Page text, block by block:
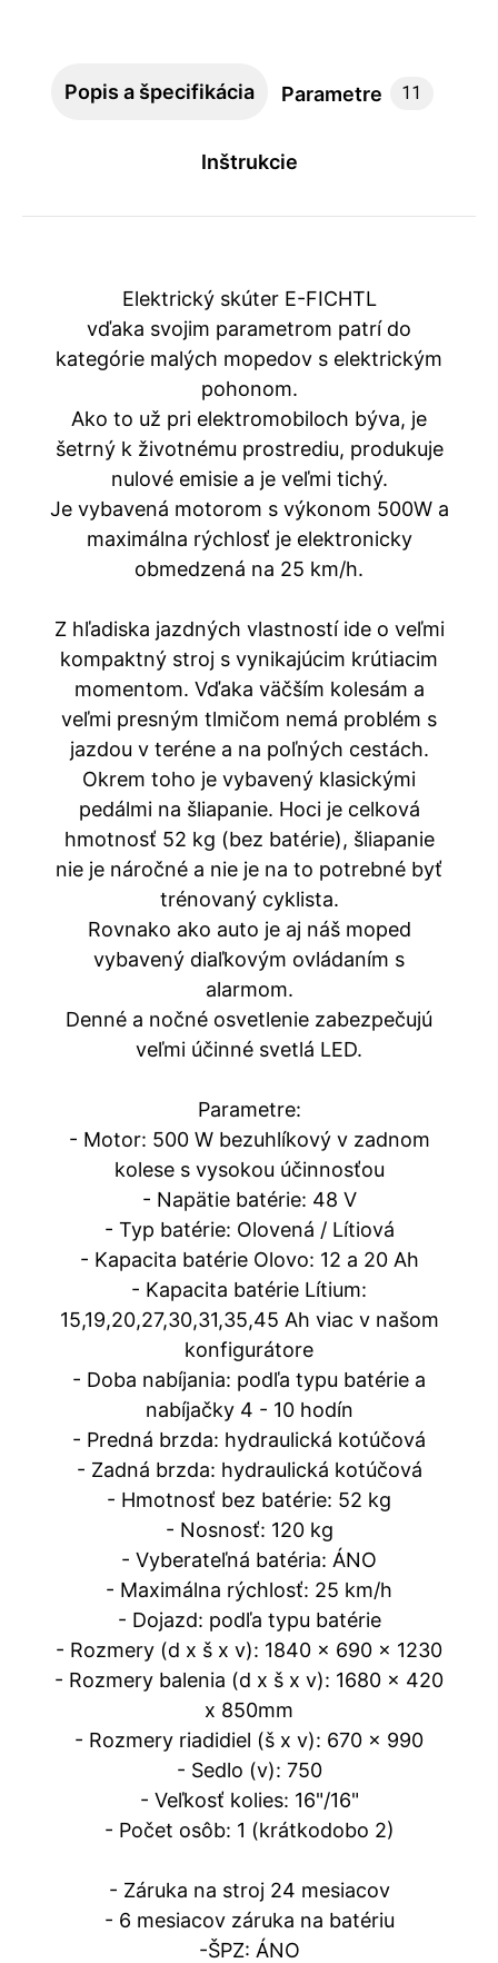
Popis a špecifikácia Parametre 11
Inštrukcie
Elektrický skúter E-FICHTL
vďaka svojim parametrom patrí do
kategórie malých mopedov s elektrickým
pohonom.
Ako to už pri elektromobiloch býva, je
šetrný k životnému prostrediu, produkuje
nulové emisie a je veľmi tichý.
Je vybavená motorom s výkonom 500W a
maximálna rýchlosť je elektronicky
obmedzená na 25 km/h.
Z hľadiska jazdných vlastností ide o veľmi
kompaktný stroj s vynikajúcim krútiacim
momentom. Vďaka väčším kolesám a
veľmi presným tlmičom nemá problém s
jazdou v teréne a na poľných cestách.
Okrem toho je vybavený klasickými
pedálmi na šliapanie. Hoci je celková
hmotnosť 52 kg (bez batérie), šliapanie
nie je náročné a nie je na to potrebné byť
trénovaný cyklista.
Rovnako ako auto je aj náš moped
vybavený diaľkovým ovládaním s
alarmom.
Denné a nočné osvetlenie zabezpečujú
veľmi účinné svetlá LED.
Parametre:
- Motor: 500 W bezuhlíkový v zadnom
kolese s vysokou účinnosťou
- Napätie batérie: 48 V
- Typ batérie: Olovená / Lítiová
- Kapacita batérie Olovo: 12 a 20 Ah
- Kapacita batérie Lítium:
15,19,20,27,30,31,35,45 Ah viac v našom
konfigurátore
- Doba nabíjania: podľa typu batérie a
nabíjačky 4 - 10 hodín
- Predná brzda: hydraulická kotúčová
- Zadná brzda: hydraulická kotúčová
- Hmotnosť bez batérie: 52 kg
- Nosnosť: 120 kg
- Vyberateľná batéria: ÁNO
- Maximálna rýchlosť: 25 km/h
- Dojazd: podľa typu batérie
- Rozmery (d x š x v): 1840 x 690 x 1230
- Rozmery balenia (d x š x v): 1680 x 420
x 850mm
- Rozmery riadidiel (š x v): 670 x 990
- Sedlo (v): 750
- Veľkosť kolies: 16"/16"
- Počet osôb: 1 (krátkodobo 2)
- Záruka na stroj 24 mesiacov
- 6 mesiacov záruka na batériu
-ŠPZ: ÁNO